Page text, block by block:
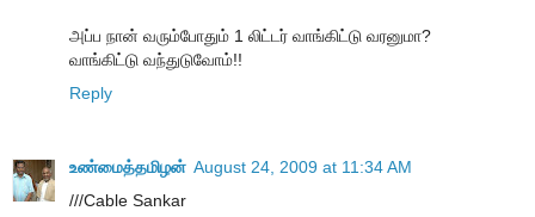
அப்ப நான் வரும்போதும் 1 லிட்டர் வாங்கிட்டு வரனுமா?
வாங்கிட்டு வந்துடுவோம்!!
Reply
உண்மைத்தமிழன் August 24, 2009 at 11:34 AM
///Cable Sankar